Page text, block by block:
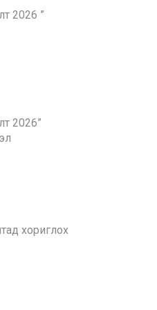
2026 ”
2026”
хориглох